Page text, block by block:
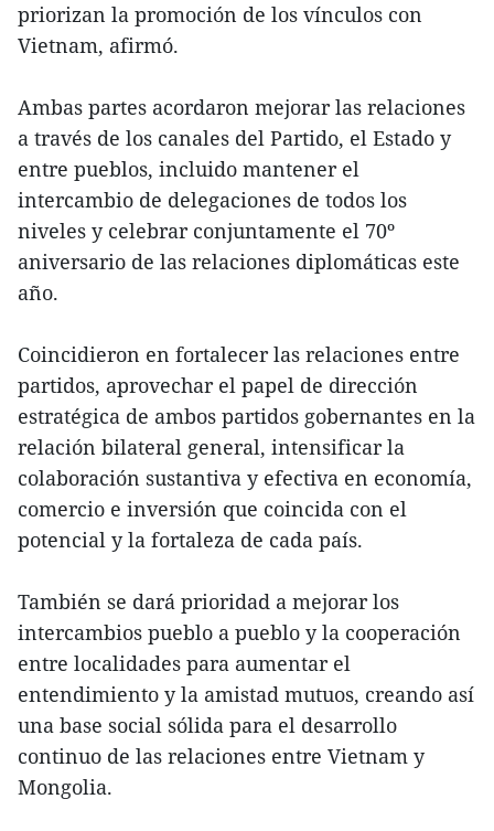
priorizan la promoción de los vínculos con
Vietnam, afirmó.
Ambas partes acordaron mejorar las relaciones
a través de los canales del Partido, el Estado y
entre pueblos, incluido mantener el
intercambio de delegaciones de todos los
niveles y celebrar conjuntamente el 70º
aniversario de las relaciones diplomáticas este
año.
Coincidieron en fortalecer las relaciones entre
partidos, aprovechar el papel de dirección
estratégica de ambos partidos gobernantes en la
relación bilateral general, intensificar la
colaboración sustantiva y efectiva en economía,
comercio e inversión que coincida con el
potencial y la fortaleza de cada país.
También se dará prioridad a mejorar los
intercambios pueblo a pueblo y la cooperación
entre localidades para aumentar el
entendimiento y la amistad mutuos, creando así
una base social sólida para el desarrollo
continuo de las relaciones entre Vietnam y
Mongolia.